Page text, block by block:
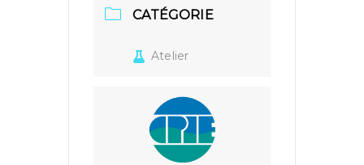
CATÉGORIE
Atelier